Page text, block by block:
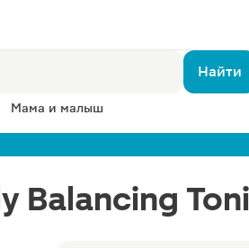
Найти
Мама и малыш
Balancing